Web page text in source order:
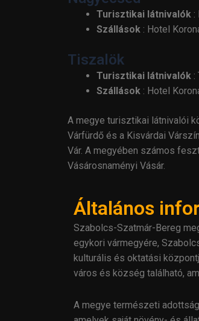
Turisztikai látnivalók :
Szállások : Hotel
Tiszalök
Turisztikai látnivalók :
Szállások : Hotel
A megye turisztikai látnivalói
Várfürdő és a Kisvárdai
Vár. A megyében számos
Vásárosnaményi Vásár.
Általános
Szabolcs-Szatmár-Bereg
egykori vármegyére,
kulturális és oktatási
város és község található,
A megye természeti